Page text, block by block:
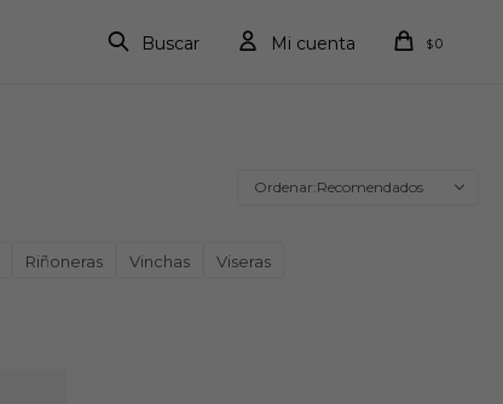
$0
Recomendados
Riñoneras Vinchas Viseras